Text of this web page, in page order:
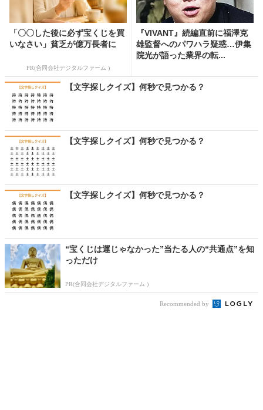
「〇〇した後に必ず宝くじを買
いなさい」貧乏が億万長者に
PR(合同会社デジタルファーム )
『VIVANT』続編直前に福澤克
雄監督へのパワハラ疑惑…伊集
院光が語った業界の転...
【文字探しクイズ】何秒で見つかる？
【文字探しクイズ】何秒で見つかる？
【文字探しクイズ】何秒で見つかる？
“宝くじは運じゃなかった”当たる人の“共通点”を知
っただけ
PR(合同会社デジタルファーム )
Recommended by